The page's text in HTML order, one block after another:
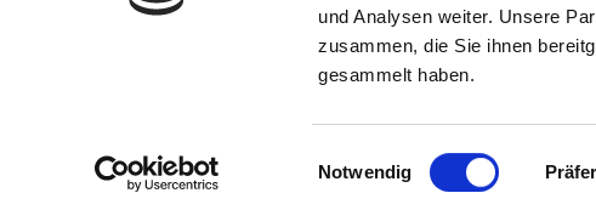
und Analysen weiter. Unsere
zusammen, die Sie ihnen
gesammelt haben.
Einwilligungsauswahl
Notwendig